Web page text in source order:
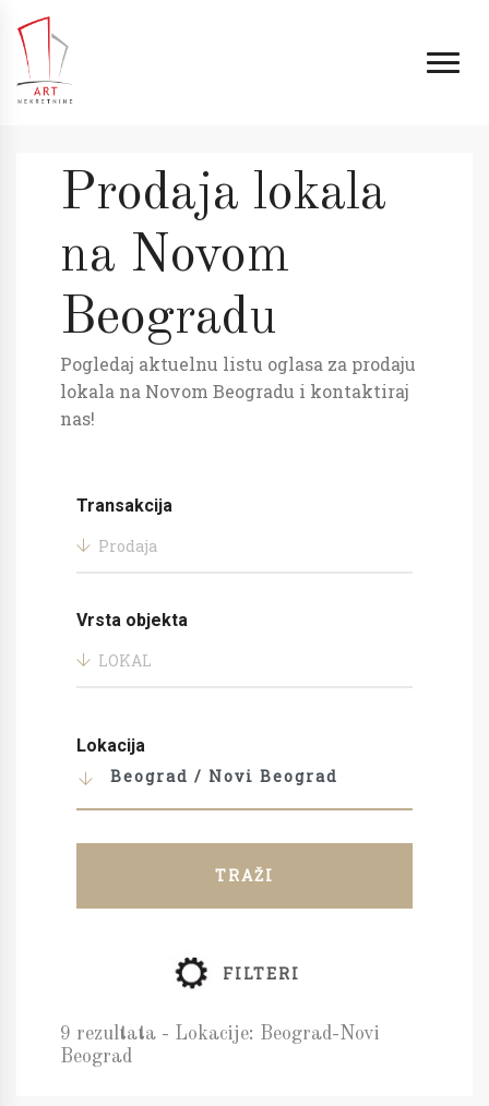
Prodaja lokala
na Novom
Beogradu
Pogledaj aktuelnu listu oglasa za prodaju
lokala na Novom Beogradu i kontaktiraj
nas!
Transakcija
Prodaja
Vrsta objekta
LOKAL
Lokacija
Beograd / Novi Beograd
TRAŽI
FILTERI
9 rezultata - Lokacije: Beograd-Novi
Beograd